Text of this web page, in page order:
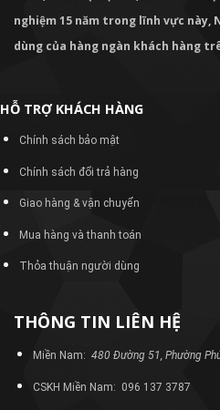
nghiệm 15 năm trong lĩnh vực
dùng của hàng ngàn khách hàng
HỖ TRỢ KHÁCH HÀNG
Chính sách bảo mật
Chính sách đổi trả hàng
Giao hàng & vận chuyển
Mua hàng và thanh toán
Thỏa thuận người dùng
THÔNG TIN LIÊN HỆ
Miền Nam: 480 Đường 51, Phường
CSKH Miền Nam: 096 137 3787